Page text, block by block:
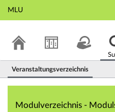
MLU
Veranstaltungsverzeichnis
Modulverzeichnis -